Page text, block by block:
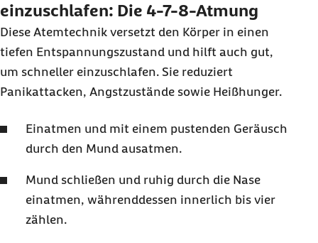
einzuschlafen: Die 4-7-8-Atmung
Diese Atemtechnik versetzt den Körper in einen
tiefen Entspannungszustand und hilft auch gut,
um schneller einzuschlafen. Sie reduziert
Panikattacken, Angstzustände sowie Heißhunger.
Einatmen und mit einem pustenden Geräusch
durch den Mund ausatmen.
Mund schließen und ruhig durch die Nase
einatmen, währenddessen innerlich bis vier
zählen.